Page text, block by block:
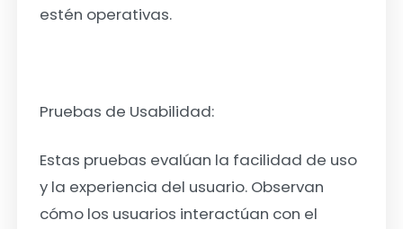
estén operativas.
Pruebas de Usabilidad:
Estas pruebas evalúan la facilidad de uso
y la experiencia del usuario. Observan
cómo los usuarios interactúan con el